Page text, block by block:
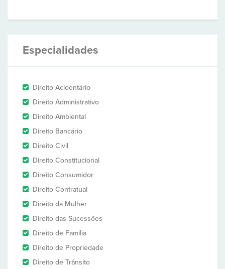
Especialidades
Direito Acidentário
Direito Administrativo
Direito Ambiental
Direito Bancário
Direito Civil
Direito Constitucional
Direito Consumidor
Direito Contratual
Direito da Mulher
Direito das Sucessões
Direito de Família
Direito de Propriedade
Direito de Trânsito